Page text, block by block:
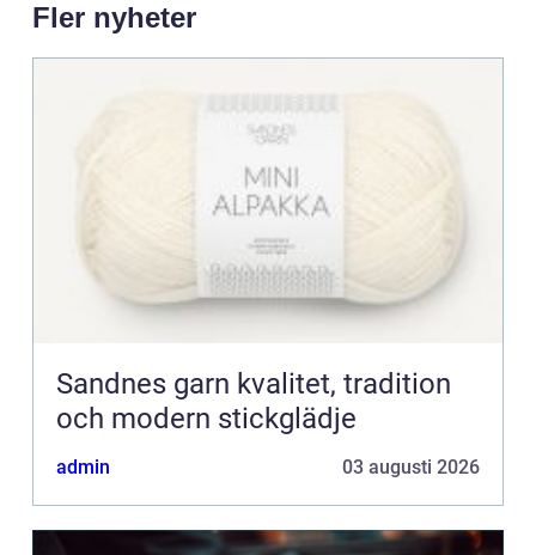
Fler nyheter
Sandnes garn kvalitet, tradition
och modern stickglädje
admin 03 augusti 2026